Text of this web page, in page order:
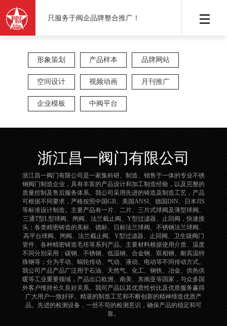
只服务于阀企品牌整合推广！
形象策划 产品样本 品牌网站
空间设计 视频动画 月刊推广
企业模板 中阀平台
浙江昌一阀门有限公司
浙江昌一阀门有限公司是一家集科研、制造、销售于一体的专业不锈
钢阀门制造企业，具有丰富的产品设计和加工制造经验，以及完整的
质量控制及售后服务体系。我公司采用先进的铸造及制造工艺，产品
可根据不同要求，严格按照中国GB、美国ANSI、德国DIN、日本JIS
等标准设计制造。主要产品有一片、二片、三片式球阀及薄型球阀、
三通T型L型球阀、闸阀、法兰截止阀、Y型过滤器、止回阀，快速接
头；各类精密铸造的美标、德标、日标法兰球阀、不锈钢法兰球阀、
高平台球阀、闸阀、法兰截止阀、Y型过滤器、止回阀、卫生级阀门
管件、各种精密铸造毛坯等系列产品。主要材料根据使用介质、温度
不同分别采用：碳钢、不锈钢、低温钢、合金钢、双相钢、耐高温特
殊钢等；分为手动、蜗轮传动、气动、液动、电动等不同传动方式。
我公司产品产品广泛用于石油、天然气、化工、钢铁、冶金、供热供
暖等工业重要领域，产品出口欧洲、南美、东南亚等国家，与众多国
外客户维持长久良好关系。我司产品以其优质性价比及优质服务赢得
广大用户一致好评。精湛的制造工艺和不断创新的精神缔造优质产
品。先进的检测设备，一丝不苟的检测意识，确保产品的稳定和可
靠。